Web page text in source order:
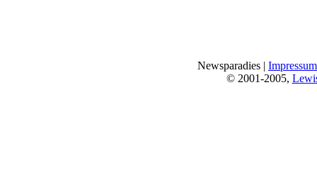
Newsparadies | Impressum
© 2001-2005,